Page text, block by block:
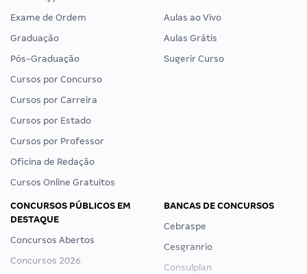
Exame de Ordem
Graduação
Pós-Graduação
Cursos por Concurso
Cursos por Carreira
Cursos por Estado
Cursos por Professor
Oficina de Redação
Cursos Online Gratuitos
Aulas ao Vivo
Aulas Grátis
Sugerir Curso
CONCURSOS PÚBLICOS EM
DESTAQUE
Concursos Abertos
Concursos 2026
BANCAS DE CONCURSOS
Cebraspe
Cesgranrio
Consulplan